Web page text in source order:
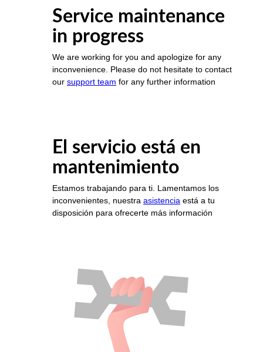
Service maintenance
in progress
We are working for you and apologize for any
inconvenience. Please do not hesitate to contact
our support team for any further information
El servicio está en
mantenimiento
Estamos trabajando para ti. Lamentamos los
inconvenientes, nuestra asistencia está a tu
disposición para ofrecerte más información